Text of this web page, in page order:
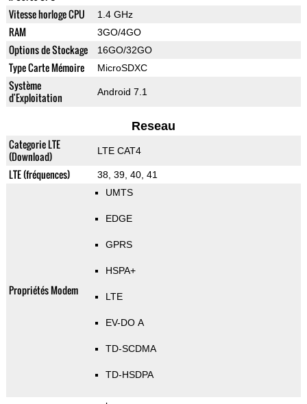
Vitesse horloge CPU 1.4 GHz
RAM 3GO/4GO
Options de Stockage 16GO/32GO
Type Carte Mémoire MicroSDXC
Système
d'Exploitation
Android 7.1
Reseau
Categorie LTE
(Download)
LTE CAT4
LTE (fréquences) 38, 39, 40, 41
Propriétés Modem
UMTS
EDGE
GPRS
HSPA+
LTE
EV-DO A
TD-SCDMA
TD-HSDPA